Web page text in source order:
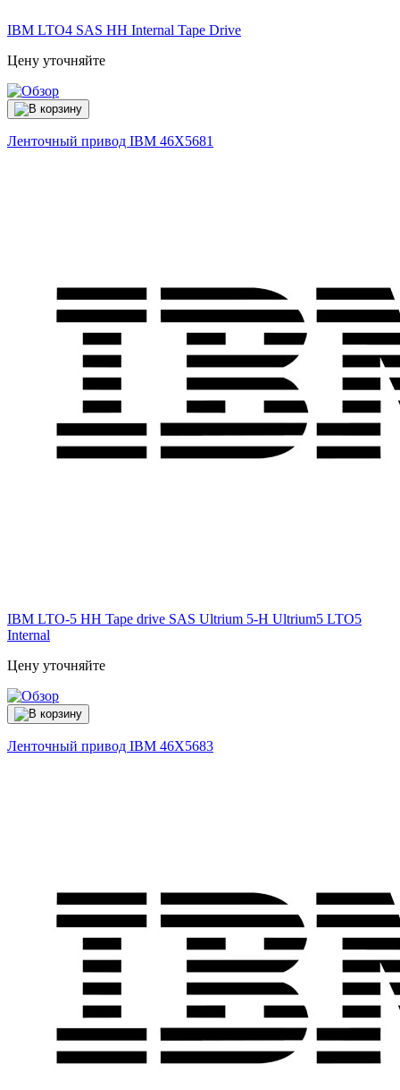
IBM LTO4 SAS HH Internal Tape Drive
Цену уточняйте
Ленточный привод IBM 46X5681
IBM LTO-5 HH Tape drive SAS Ultrium 5-H Ultrium5 LTO5
Internal
Цену уточняйте
Ленточный привод IBM 46X5683